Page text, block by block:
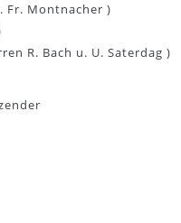
Fr. Montnacher )
R. Bach u. U. Saterdag )